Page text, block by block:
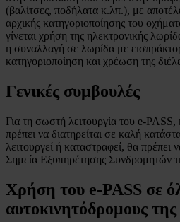
(βαλίτσες, ποδήλατα κ.λπ.), με
αρχικής κατηγοριοποίησης του
γίνεται χρήση της ηλεκτρονικής
η συναλλαγή σε λωρίδα με
κατηγοριοποίηση και χρέωση της
Γενικές συμβουλές
Για τη σωστή λειτουργία του e-
πρέπει να διατηρείται σε καλή
λειτουργεί ή καταστραφεί, θα
Σημεία Εξυπηρέτησης Συνδρομητών
Xρήση του e-PASS σε
αυτοκινητόδρομους